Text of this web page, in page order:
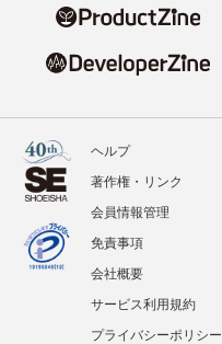
ヘルプ
著作権・リンク
会員情報管理
免責事項
会社概要
サービス利用規約
プライバシーポリシー